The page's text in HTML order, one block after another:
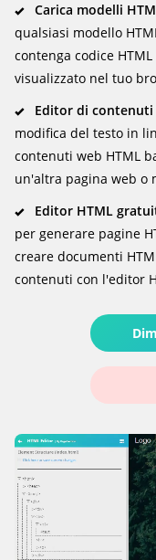
Carica modelli
qualsiasi modello
contenga codice
visualizzato nel tuo
Editor di contenuti
modifica del testo in
contenuti web HTML
un'altra pagina web o
Editor HTML
per generare pagine
creare documenti
contenuti con l'editor